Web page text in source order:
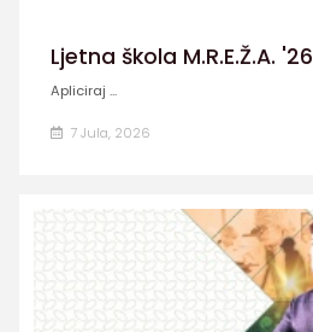
Ljetna škola M.R.E.Ž.A. '26
Apliciraj ...
7 Jula, 2026